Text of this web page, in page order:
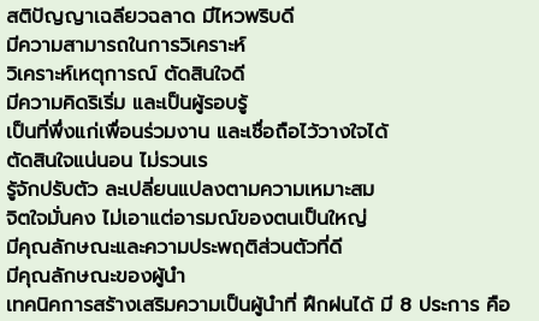
สติปัญญาเฉลียวฉลาด มีไหวพริบดี
มีความสามารถในการวิเคราะห์
วิเคราะห์เหตุการณ์ ตัดสินใจดี
มีความคิดริเริ่ม และเป็นผู้รอบรู้
เป็นที่พึ่งแก่เพื่อนร่วมงาน และเชื่อถือไว้วางใจได้
ตัดสินใจแน่นอน ไม่รวนเร
รู้จักปรับตัว ละเปลี่ยนแปลงตามความเหมาะสม
จิตใจมั่นคง ไม่เอาแต่อารมณ์ของตนเป็นใหญ่
มีคุณลักษณะและความประพฤติส่วนตัวที่ดี
มีคุณลักษณะของผู้นำ
เทคนิคการสร้างเสริมความเป็นผู้นำที่ ฝึกฝนได้ มี 8 ประการ คือ